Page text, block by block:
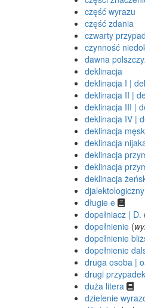
część wyrazu
część zdania
czwarty
czynność
dawna
deklinacja
deklinacja I |
deklinacja II |
deklinacja III |
deklinacja IV |
deklinacja
deklinacja
deklinacja
deklinacja
deklinacja
djalektologiczny
długie e
dopełniacz | D.
dopełnienie (
dopełnienie
dopełnienie
druga osoba |
drugi przypadek
duża litera
dzielenie